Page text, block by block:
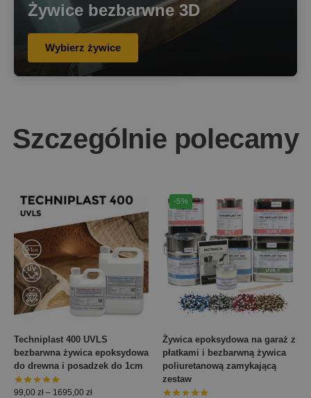
Żywice bezbarwne 3D
Wybierz żywice
Szczególnie polecamy
Techniplast 400 UVLS
bezbarwna żywica epoksydowa
do drewna i posadzek do 1cm
99,00 zł – 1695,00 zł
-5%
Żywica epoksydowa na garaż z
płatkami i bezbarwną żywica
poliuretanową zamykającą
zestaw